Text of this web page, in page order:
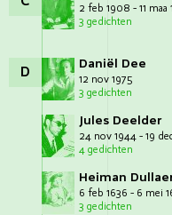
2 feb 1908 - 11 maa
3 gedichten
D Daniël Dee
12 nov 1975
3 gedichten
Jules Deelder
24 nov 1944 - 19
4 gedichten
Heiman
6 feb 1636 - 6 mei
3 gedichten